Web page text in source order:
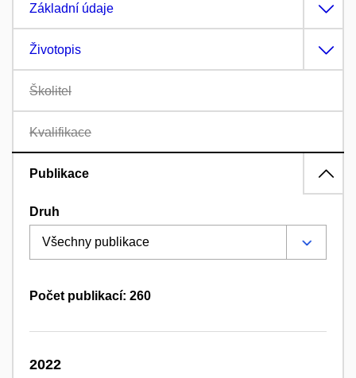
Základní údaje
Životopis
Školitel
Kvalifikace
Publikace
Druh
Počet publikací: 260
2022